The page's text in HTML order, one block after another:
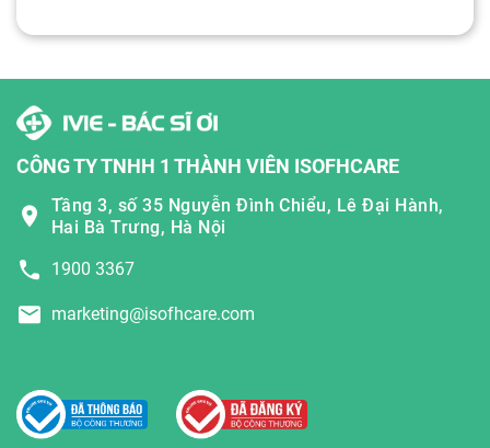
CÔNG TY TNHH 1 THÀNH VIÊN ISOFHCARE
Tầng 3, số 35 Nguyễn Đình Chiểu, Lê Đại Hành,
Hai Bà Trưng, Hà Nội
1900 3367
marketing@isofhcare.com